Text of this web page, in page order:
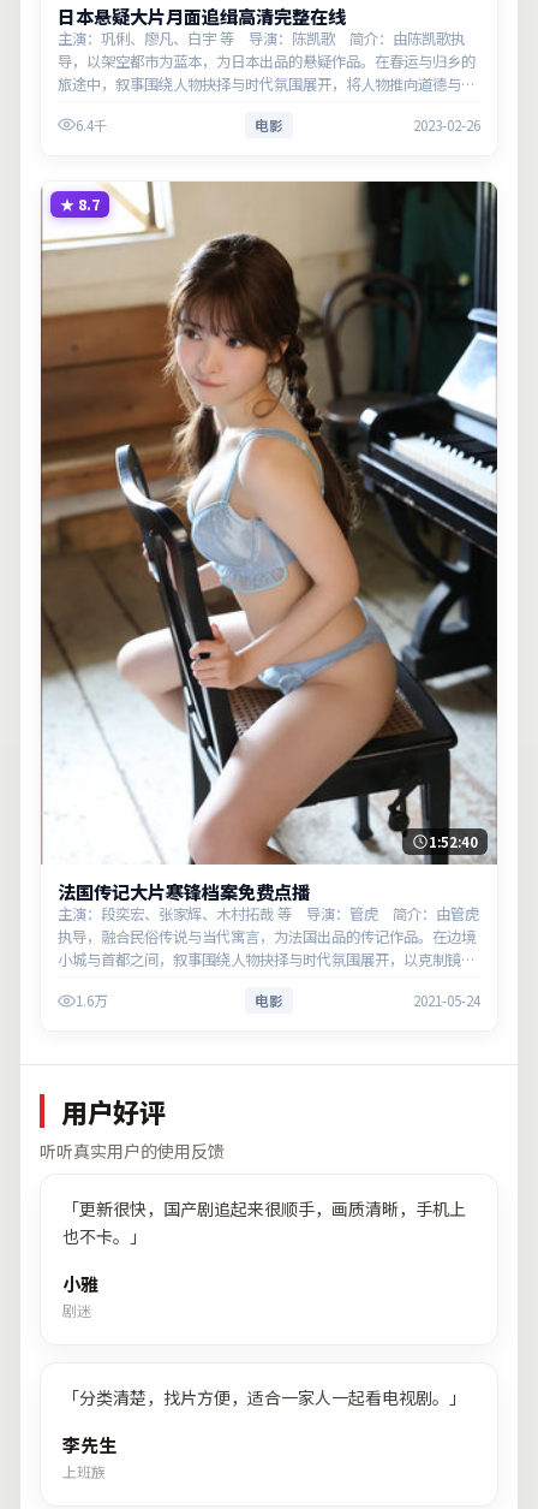
日本悬疑大片月面追缉高清完整在线
主演：巩俐、廖凡、白宇 等 导演：陈凯歌 简介：由陈凯歌执
导，以架空都市为蓝本，为日本出品的悬疑作品。在春运与归乡的
旅途中，叙事围绕人物抉择与时代氛围展开，将人物推向道德与法
义。6.4千 电影 2023-02-26
★ 8.7
1:52:40
法国传记大片寒锋档案免费点播
主演：段奕宏、张家辉、木村拓哉 等 导演：管虎 简介：由管虎
执导，融合民俗传说与当代寓言，为法国出品的传记作品。在边境
小城与首都之间，叙事围绕人物抉择与时代氛围展开，以克制镜头
意义。
1.6万 电影 2021-05-24
用户好评
听听真实用户的使用反馈
「更新很快，国产剧追起来很顺手，画质清晰，手机上
也不卡。
」
小雅
剧迷
「分类清楚，找片方便，适合一家人一起看电视剧。 」
李先生
上班族